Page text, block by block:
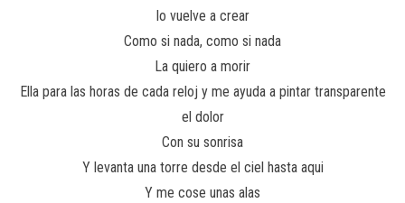
lo vuelve a crear
Como si nada, como si nada
La quiero a morir
Ella para las horas de cada reloj y me ayuda a pintar transparente
el dolor
Con su sonrisa
Y levanta una torre desde el ciel hasta aqui
Y me cose unas alas